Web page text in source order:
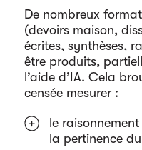
De nombreux
(devoirs maison,
écrites, synthèses,
être produits,
l’aide d’IA. Cela
censée mesurer :
le
la pertinence